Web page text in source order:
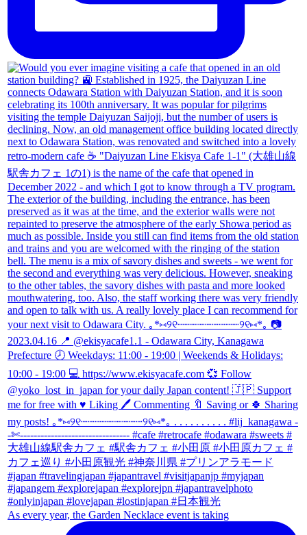
As every year, the Garden Necklace event is taking